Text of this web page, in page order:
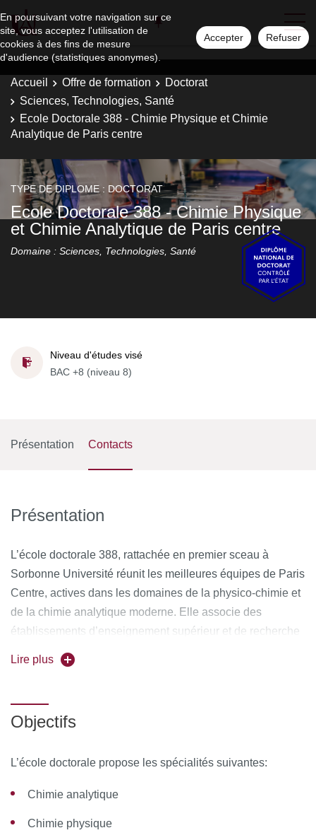
En poursuivant votre navigation sur ce
site, vous acceptez l'utilisation de
cookies à des fins de mesure
d'audience (statistiques anonymes).
Accepter Refuser
Accueil Offre de formation
Doctorat
Sciences, Technologies, Santé
Ecole Doctorale 388 - Chimie Physique et Chimie
Analytique de Paris centre
TYPE DE DIPLOME : DOCTORAT
Ecole Doctorale 388 - Chimie Physique
et Chimie Analytique de Paris centre
Domaine : Sciences, Technologies, Santé
Niveau d'études visé
BAC +8 (niveau 8)
Présentation Contacts
Présentation
L’école doctorale 388, rattachée en premier sceau à
Sorbonne Université réunit les meilleures équipes de Paris
Centre, actives dans les domaines de la physico-chimie et
de la chimie analytique moderne. Elle associe des
établissements d’enseignement supérieur et de recherche
et des établissements publics à caractère industriel et
commercial ayant des laboratoires dans Paris et en région
Lire plus
Objectifs
L’école doctorale propose les spécialités suivantes:
Chimie analytique
Chimie physique